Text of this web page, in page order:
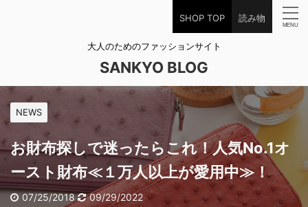
SHOP TOP 読み物
大人のためのファッションサイト
SANKYO BLOG
NEWS
お財布探しで迷ったらこれ！人気No.1オ
ースト財布≪１万人以上が愛用中≫！
07/25/2018 09/29/2022